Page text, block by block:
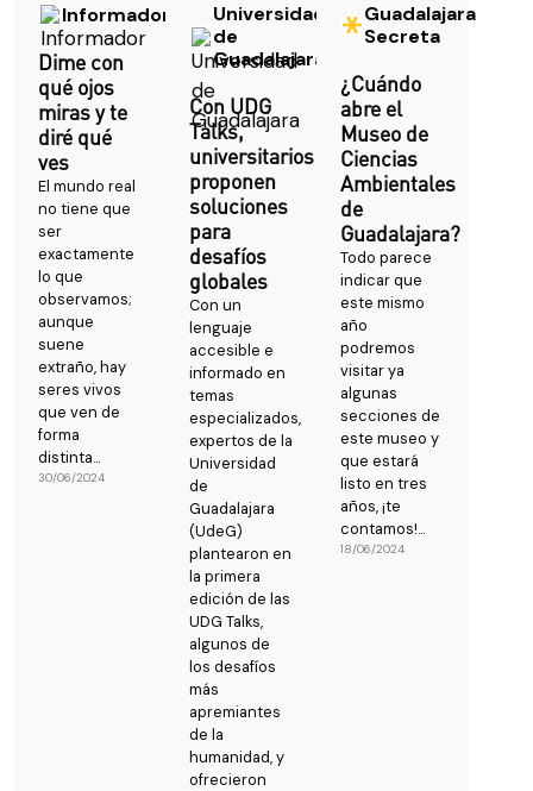
Informador
Dime con
qué ojos
miras y te
diré qué
ves
El mundo real
no tiene que
ser
exactamente
lo que
observamos;
aunque
suene
extraño, hay
seres vivos
que ven de
forma
distinta...
30/06/2024
Universidad
de
Guadalajara
Con UDG
Talks,
universitarios
proponen
soluciones
para
desafíos
globales
Con un
lenguaje
accesible e
informado en
temas
especializados,
expertos de la
Universidad
de
Guadalajara
(UdeG)
plantearon en
la primera
edición de las
UDG Talks,
algunos de
los desafíos
más
apremiantes
de la
humanidad, y
ofrecieron
Guadalajara
Secreta
¿Cuándo
abre el
Museo de
Ciencias
Ambientales
de
Guadalajara?
Todo parece
indicar que
este mismo
año
podremos
visitar ya
algunas
secciones de
este museo y
que estará
listo en tres
años, ¡te
contamos!...
18/06/2024